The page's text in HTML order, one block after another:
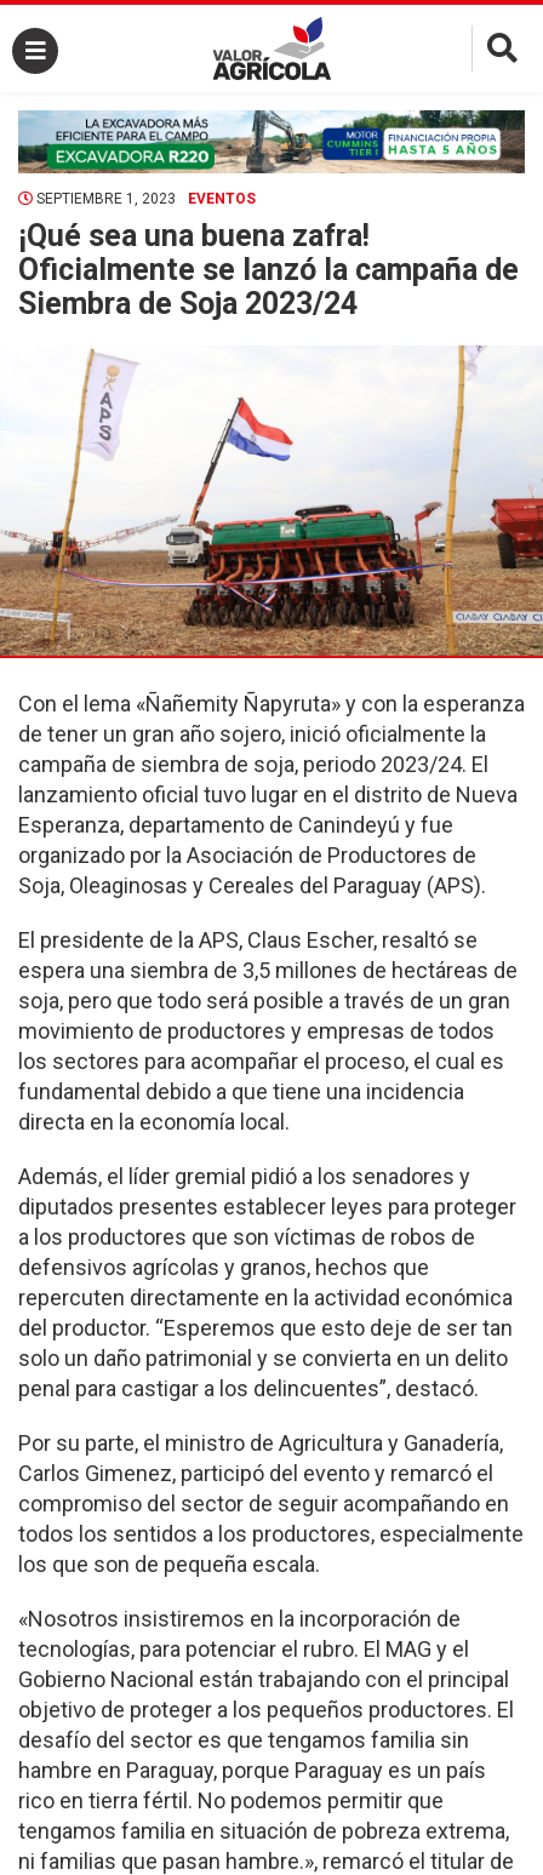
×
SEPTIEMBRE 1, 2023 EVENTOS
¡Qué sea una buena zafra!
Oficialmente se lanzó la campaña de
Siembra de Soja 2023/24
Con el lema «Ñañemity Ñapyruta» y con la esperanza
de tener un gran año sojero, inició oficialmente la
campaña de siembra de soja, periodo 2023/24. El
lanzamiento oficial tuvo lugar en el distrito de Nueva
Esperanza, departamento de Canindeyú y fue
organizado por la Asociación de Productores de
Soja, Oleaginosas y Cereales del Paraguay (APS).
El presidente de la APS, Claus Escher, resaltó se
espera una siembra de 3,5 millones de hectáreas de
soja, pero que todo será posible a través de un gran
movimiento de productores y empresas de todos
los sectores para acompañar el proceso, el cual es
fundamental debido a que tiene una incidencia
directa en la economía local.
Además, el líder gremial pidió a los senadores y
diputados presentes establecer leyes para proteger
a los productores que son víctimas de robos de
defensivos agrícolas y granos, hechos que
repercuten directamente en la actividad económica
del productor. “Esperemos que esto deje de ser tan
solo un daño patrimonial y se convierta en un delito
penal para castigar a los delincuentes”, destacó.
Por su parte, el ministro de Agricultura y Ganadería,
Carlos Gimenez, participó del evento y remarcó el
compromiso del sector de seguir acompañando en
todos los sentidos a los productores, especialmente
los que son de pequeña escala.
«Nosotros insistiremos en la incorporación de
tecnologías, para potenciar el rubro. El MAG y el
Gobierno Nacional están trabajando con el principal
objetivo de proteger a los pequeños productores. El
desafío del sector es que tengamos familia sin
hambre en Paraguay, porque Paraguay es un país
rico en tierra fértil. No podemos permitir que
tengamos familia en situación de pobreza extrema,
ni familias que pasan hambre.», remarcó el titular de